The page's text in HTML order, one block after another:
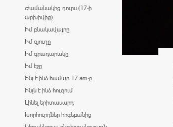
Ժամանակից դուրս (17-ի
արխիվից)
Իմ բնակավայրը
Իմ գյուղը
Իմ գրադարակը
Իմ էջը
Ինչ է ինձ համար 17.am-ը
Ինչն է ինձ հուզում
Լինել երիտասարդ
Խորհուրդներ հոգեբանից